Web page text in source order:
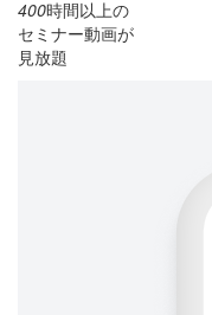
400時間以上の
セミナー動画が
見放題